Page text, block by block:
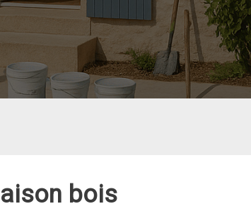
bois